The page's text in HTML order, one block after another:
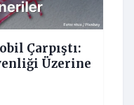
Çarpıştı:
Üzerine